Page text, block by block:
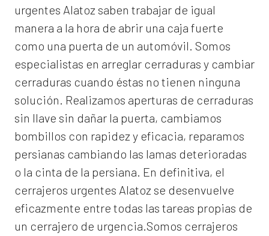
urgentes Alatoz saben trabajar de igual
manera a la hora de abrir una caja fuerte
como una puerta de un automóvil. Somos
especialistas en arreglar cerraduras y cambiar
cerraduras cuando éstas no tienen ninguna
solución. Realizamos aperturas de cerraduras
sin llave sin dañar la puerta, cambiamos
bombillos con rapidez y eficacia, reparamos
persianas cambiando las lamas deterioradas
o la cinta de la persiana. En definitiva, el
cerrajeros urgentes Alatoz se desenvuelve
eficazmente entre todas las tareas propias de
un cerrajero de urgencia.Somos cerrajeros